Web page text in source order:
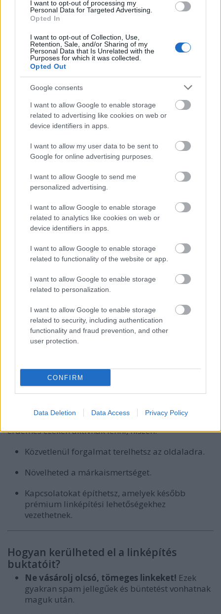
I want to opt-out of processing my
Personal Data for Targeted Advertising.
Opted In
I want to opt-out of Collection, Use,
Retention, Sale, and/or Sharing of my
Personal Data that Is Unrelated with the
Purposes for which it was collected.
Opted Out
Google consents
I want to allow Google to enable storage
related to advertising like cookies on web or
device identifiers in apps.
I want to allow my user data to be sent to
Google for online advertising purposes.
I want to allow Google to send me
personalized advertising.
I want to allow Google to enable storage
related to analytics like cookies on web or
device identifiers in apps.
I want to allow Google to enable storage
related to functionality of the website or app.
I want to allow Google to enable storage
related to personalization.
I want to allow Google to enable storage
related to security, including authentication
functionality and fraud prevention, and other
user protection.
CONFIRM
Data Deletion Data Access Privacy Policy
megjelenés nagyon értékes backlinkeket
eredményezhet. Ehhez érdemes:
Sajtóközleményeket készíteni jelentős vállalati
vagy termékfejlesztési hírekről.
Kapcsolatot építeni újságírókkal, szakmai lapok
szerkesztőivel.
Kiemelkedő eredményeket, sikereket vagy
innovációkat bemutatni, amelyek
médiaérdeklődést válthatnak ki.
Ezek a linkek nemcsak SEO szempontból értékesek,
hanem a brand ismertségét is növelik.
5. Broken link building
Ez a stratégia abból áll, hogy felkutatod az
iparágadhoz kapcsolódó weboldalakon a törött,
nem működő linkeket, majd felajánlod saját,
releváns tartalmadathelyettesítő forrásként.
Ez egy win-win helyzet, hiszen a weboldal
tulajdonosának segítesz frissíteni a tartalmát, te
pedig prémium backlinket kapsz.
6. Helyi linképítés
Ha helyi vállalkozásod van, akkor érdemes a helyi
közösségi oldalakkal, fórumokkal, egyetemi vagy
városi honlapokkal együttműködni, amelyek helyi
relevanciájú backlinkeket tudnak biztosítani.
célzott ügyfélszerzést.
7. Fórumok és közösségi média linképítés
Bár a fórumok és közösségi média platformok linkjei
általában „nofollow” jelzéssel vannak ellátva, mégis
érdemes ezeken aktívnak lenni, hiszen:
Közvetlenül forgalmat terelhetsz az oldaladra.
Növelheted a márkaismertséget.
Kapcsolatokat építhetsz, amelyek később
prémium linképítési lehetőségekhez
vezethetnek.
Hogyan kerülheted el a linképítés
buktatóit?
Ne vásárolj olcsó, tömeges linkeket! Ezek
gyakran spam jellegűek és büntetést vonhatnak
maguk után.